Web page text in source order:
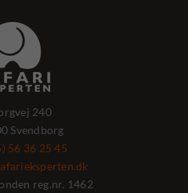
240
Svendborg
56 36 25 45
reg.nr. 1462